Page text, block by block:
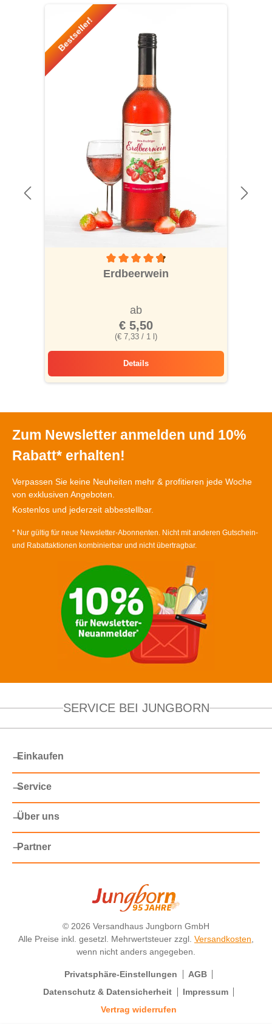
Produktgalerie überspringen
Bestseller!
Durchschnittliche Bewertung von 4.6 von 5
Erdbeerwein
(€ 7,33 / 1 l)
ab
€ 5,50
Details
Zum Newsletter anmelden und 10%
Rabatt* erhalten!
Verpassen Sie keine Neuheiten mehr & profitieren jede Woche
von exklusiven Angeboten.
Kostenlos und jederzeit abbestellbar.
* Nur gültig für neue Newsletter-Abonnenten. Nicht mit anderen Gutschein-
und Rabattaktionen kombinierbar und nicht übertragbar.
SERVICE BEI JUNGBORN
Einkaufen
Service
Über uns
Partner
© 2026 Versandhaus Jungborn GmbH
Alle Preise inkl. gesetzl. Mehrwertsteuer zzgl. Versandkosten
wenn nicht anders angegeben.
Privatsphäre-Einstellungen
AGB
Datenschutz & Datensicherheit
Impressum
Vertrag widerrufen